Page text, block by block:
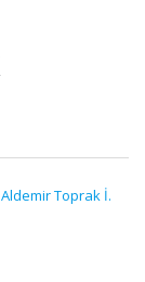
Aldemir Toprak İ.